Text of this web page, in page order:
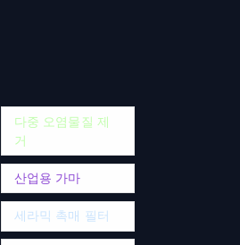
다중 오염물질 제
거
산업용 가마
세라믹 촉매 필터